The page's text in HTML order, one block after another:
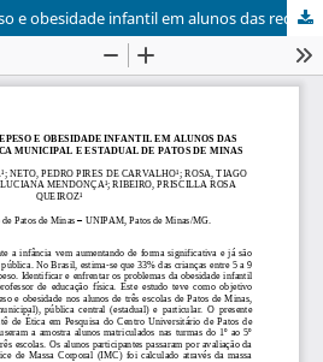
Prevalência de sobrepeso e obesidade infantil em alunos das redes privada e pública municipal e estadual de Patos de Minas